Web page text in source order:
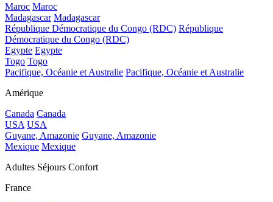
Maroc Maroc
Madagascar Madagascar
République Démocratique du Congo (RDC) République
Démocratique du Congo (RDC)
Egypte Egypte
Togo Togo
Pacifique, Océanie et Australie Pacifique, Océanie et Australie
Amérique
Canada Canada
USA USA
Guyane, Amazonie Guyane, Amazonie
Mexique Mexique
Adultes Séjours Confort
France